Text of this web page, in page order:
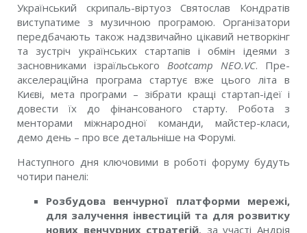
Український скрипаль-віртуоз Святослав Кондратів
виступатиме з музичною програмою. Організатори
передбачають також надзвичайно цікавий нетворкінг
та зустріч українських стартапів і обмін ідеями з
засновниками ізраїльського Bootcamp NEO.VC. Пре-
акселераційна програма стартує вже цього літа в
Києві, мета програми – зібрати кращі стартап-ідеї і
довести їх до фінансованого старту. Робота з
менторами міжнародної команди, майстер-класи,
демо день – про все детальніше на Форумі.
Наступного дня ключовими в роботі форуму будуть
чотири панелі:
Розбудовa венчурної платформи мережі,
для залучення інвестицій та для розвитку
нових венчурних стратегій, за участі Андрія